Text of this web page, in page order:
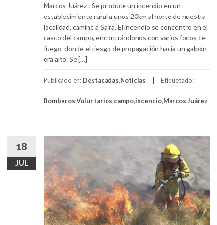
Marcos Juárez : Se produce un incendio en un
establecimiento rural a unos 20km al norte de nuestra
localidad, camino a Saira. El incendio se concentro en el
casco del campo, encontrándonos con varios focos de
fuego, donde el riesgo de propagación hacia un galpón
era alto. Se […]
Publicado en: Destacadas,Noticias Etiquetado:
Bomberos Voluntarios,campo,incendio,Marcos Juárez
18
JUL